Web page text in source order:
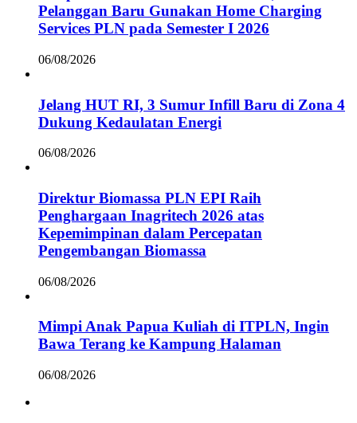
Pelanggan Baru Gunakan Home Charging
Services PLN pada Semester I 2026
06/08/2026
Jelang HUT RI, 3 Sumur Infill Baru di Zona 4
Dukung Kedaulatan Energi
06/08/2026
Direktur Biomassa PLN EPI Raih
Penghargaan Inagritech 2026 atas
Kepemimpinan dalam Percepatan
Pengembangan Biomassa
06/08/2026
Mimpi Anak Papua Kuliah di ITPLN, Ingin
Bawa Terang ke Kampung Halaman
06/08/2026